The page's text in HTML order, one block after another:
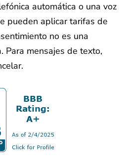
automática o una voz
pueden aplicar tarifas de
no es una
Para mensajes de texto,